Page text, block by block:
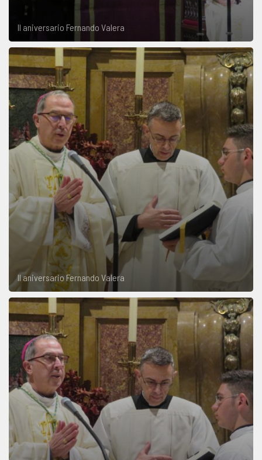
II aniversario Fernando Valera
II aniversario Fernando Valera